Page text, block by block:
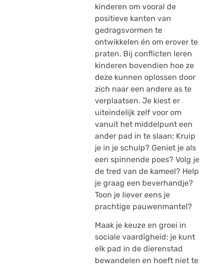
kinderen om vooral de
positieve kanten van
gedragsvormen te
ontwikkelen én om erover te
praten. Bij conflicten leren
kinderen bovendien hoe ze
deze kunnen oplossen door
zich naar een andere as te
verplaatsen. Je kiest er
uiteindelijk zelf voor om
vanuit het middelpunt een
ander pad in te slaan: Kruip
je in je schulp? Geniet je als
een spinnende poes? Volg je
de tred van de kameel? Help
je graag een beverhandje?
Toon je liever eens je
prachtige pauwenmantel?
Maak je keuze en groei in
sociale vaardigheid: je kunt
elk pad in de dierenstad
bewandelen en hoeft niet te